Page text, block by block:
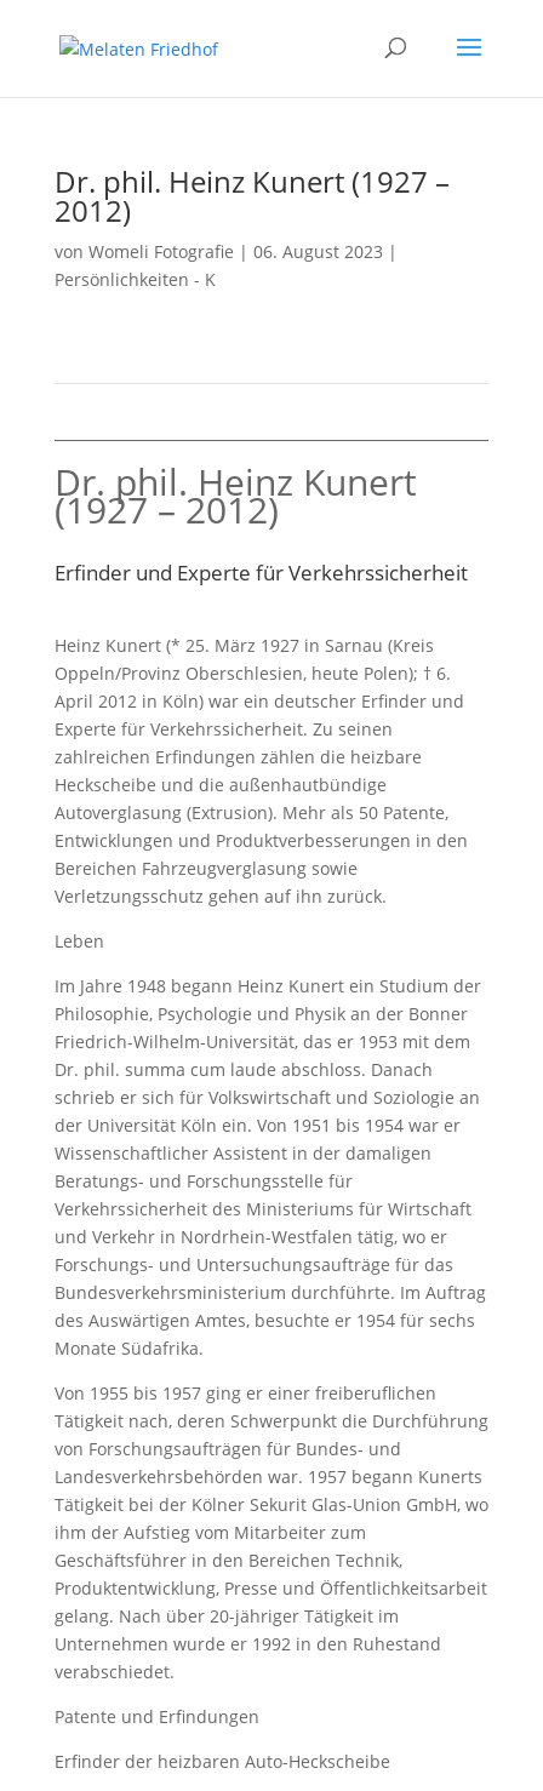
Dr. phil. Heinz Kunert (1927 –
2012)
von Womeli Fotografie | 06. August 2023 |
Persönlichkeiten - K
Dr. phil. Heinz Kunert
(1927 – 2012)
Erfinder und Experte für Verkehrssicherheit
Heinz Kunert (* 25. März 1927 in Sarnau (Kreis
Oppeln/Provinz Oberschlesien, heute Polen); † 6.
April 2012 in Köln) war ein deutscher Erfinder und
Experte für Verkehrssicherheit. Zu seinen
zahlreichen Erfindungen zählen die heizbare
Heckscheibe und die außenhautbündige
Autoverglasung (Extrusion). Mehr als 50 Patente,
Entwicklungen und Produktverbesserungen in den
Bereichen Fahrzeugverglasung sowie
Verletzungsschutz gehen auf ihn zurück.
Leben
Im Jahre 1948 begann Heinz Kunert ein Studium der
Philosophie, Psychologie und Physik an der Bonner
Friedrich-Wilhelm-Universität, das er 1953 mit dem
Dr. phil. summa cum laude abschloss. Danach
schrieb er sich für Volkswirtschaft und Soziologie an
der Universität Köln ein. Von 1951 bis 1954 war er
Wissenschaftlicher Assistent in der damaligen
Beratungs- und Forschungsstelle für
Verkehrssicherheit des Ministeriums für Wirtschaft
und Verkehr in Nordrhein-Westfalen tätig, wo er
Forschungs- und Untersuchungsaufträge für das
Bundesverkehrsministerium durchführte. Im Auftrag
des Auswärtigen Amtes, besuchte er 1954 für sechs
Monate Südafrika.
Von 1955 bis 1957 ging er einer freiberuflichen
Tätigkeit nach, deren Schwerpunkt die Durchführung
von Forschungsaufträgen für Bundes- und
Landesverkehrsbehörden war. 1957 begann Kunerts
Tätigkeit bei der Kölner Sekurit Glas-Union GmbH, wo
ihm der Aufstieg vom Mitarbeiter zum
Geschäftsführer in den Bereichen Technik,
Produktentwicklung, Presse und Öffentlichkeitsarbeit
gelang. Nach über 20-jähriger Tätigkeit im
Unternehmen wurde er 1992 in den Ruhestand
verabschiedet.
Patente und Erfindungen
Erfinder der heizbaren Auto-Heckscheibe